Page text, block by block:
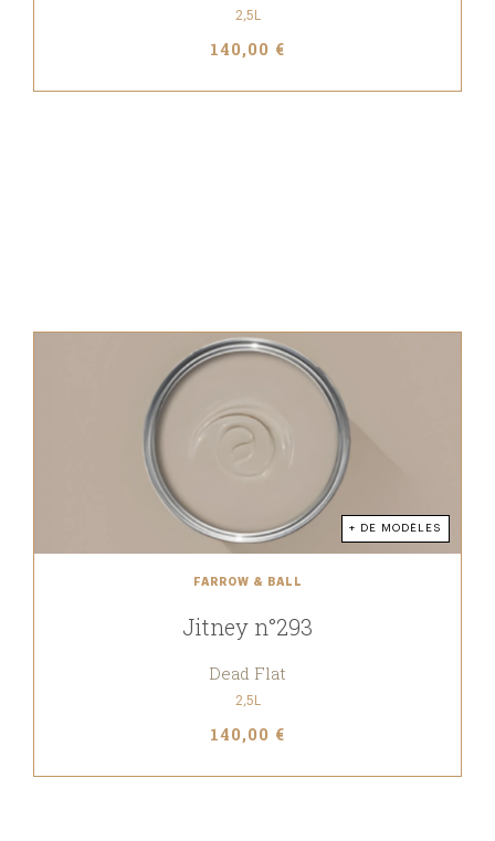
2,5L
140,00 €
+ DE MODÈLES
FARROW & BALL
Jitney n°293
Dead Flat
2,5L
140,00 €